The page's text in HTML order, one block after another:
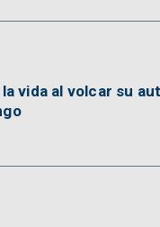
vida al volcar su